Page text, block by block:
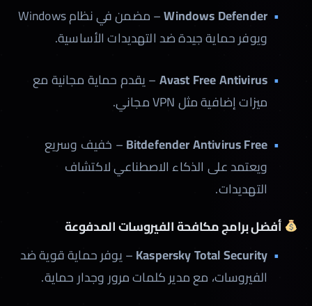
Windows Defender
– مضمن في نظام Windows
ويوفر حماية جيدة ضد التهديدات الأساسية.
Avast Free Antivirus– يقدم حماية مجانية مع
ميزات إضافية مثل VPN مجاني.
Bitdefender Antivirus Free– خفيف وسريع
ويعتمد على الذكاء الاصطناعي لاكتشاف
التهديدات.
أفضل برامج مكافحة الفيروسات المدفوعة
Kaspersky Total Security– يوفر حماية قوية ضد
الفيروسات، مع مدير كلمات مرور وجدار حماية.